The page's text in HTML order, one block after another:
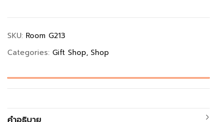
SKU: Room G213
Categories: Gift Shop Shop